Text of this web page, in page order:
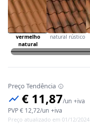
vermelho
natural
natural rústico
Preço Tendência
€ 11,87/un +iva
PVP€ 12,72/un +iva
Preço atualizado em 01/12/2024